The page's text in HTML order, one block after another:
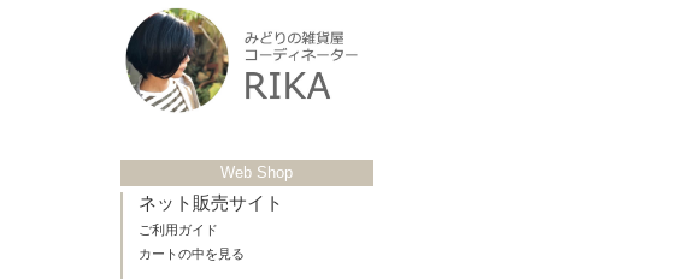
Web Shop
ネット販売サイト
ご利用ガイド
カートの中を見る